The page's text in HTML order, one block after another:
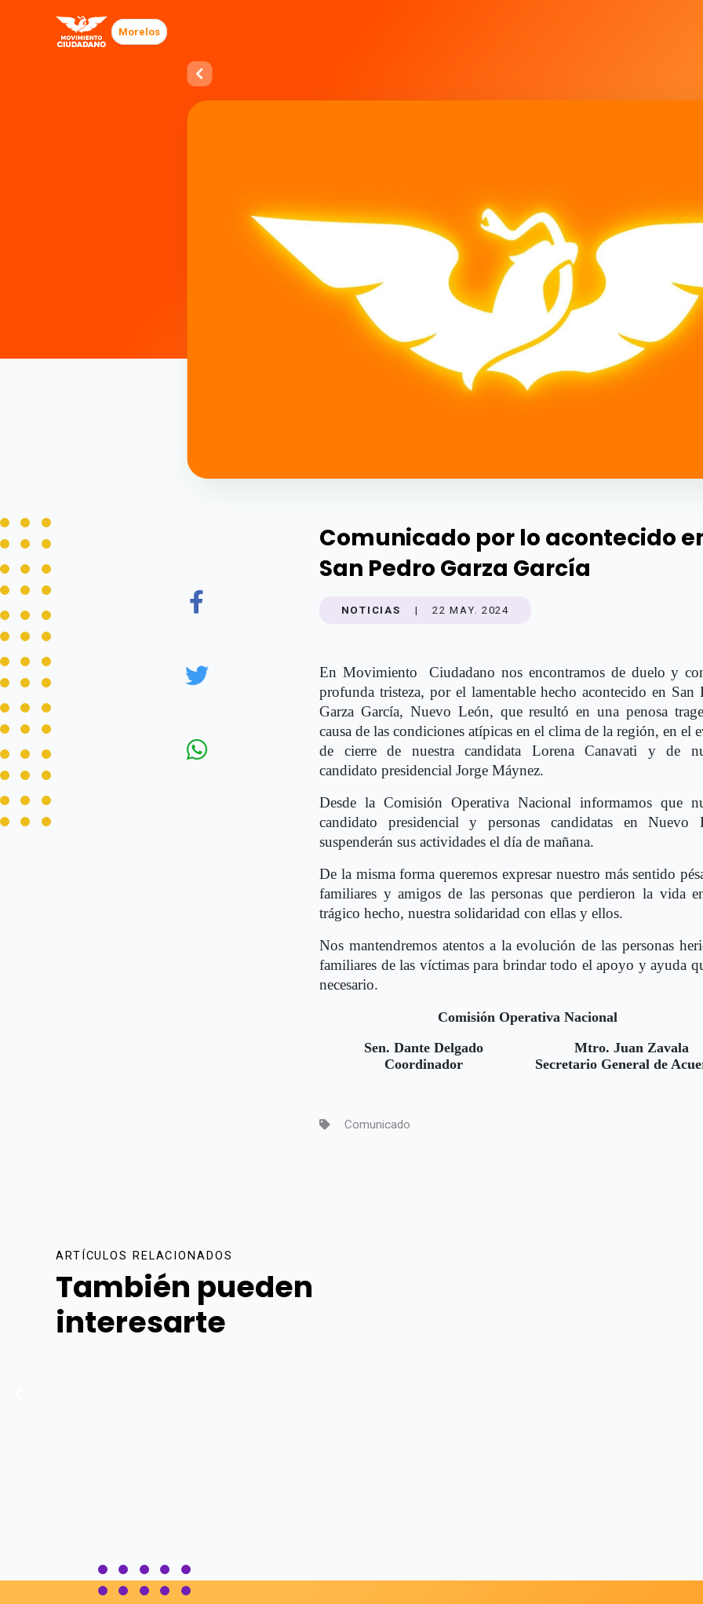
Morelos
Comunicado por lo acontecido
San Pedro Garza García
NOTICIAS | 22 MAY. 2024
En Movimiento
Ciudadano nos encontramos de duelo y
profunda tristeza, por el lamentable hecho acontecido en San
Garza García, Nuevo León, que resultó en una penosa
causa de las condiciones atípicas en el clima de la región, en el
de cierre de nuestra candidata Lorena Canavati y de
candidato presidencial Jorge Máynez.
Desde la Comisión Operativa Nacional informamos que
candidato presidencial y personas candidatas en Nuevo
suspenderán sus actividades el día de mañana.
De la misma forma queremos expresar nuestro más sentido
familiares y amigos de las personas que perdieron la vida
trágico hecho, nuestra solidaridad con ellas y ellos.
Nos mantendremos atentos a la evolución de las personas
familiares de las víctimas para brindar todo el apoyo y ayuda
necesario.
Comisión Operativa Nacional
Sen. Dante Delgado
Coordinador
Mtro. Juan Zavala
Secretario General de
Comunicado
ARTÍCULOS RELACIONADOS
También pueden
interesarte